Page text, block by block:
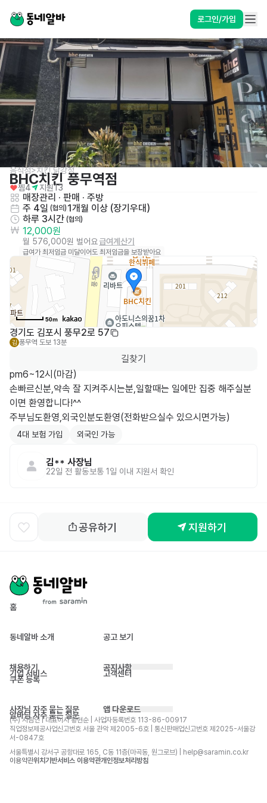
로그인/가입
음식점>치킨,닭강정
BHC치킨 풍무역점
찜4 지원13
매장관리 · 판매 · 주방
주 4일 (협의) 1개월 이상 (장기우대)
하루 3시간 (협의)
12,000원
월 576,000원 벌어요급여계산기
급여가 최저임금 미달이어도 최저임금을 보장받아요
50m
경기도 김포시 풍무2로 57
김 풍무역 도보 13분
길찾기
pm6~12시(마감)
손빠르신분,약속 잘 지켜주시는분,일할때는 일에만 집중 해주실분
이면 환영합니다!^^
4대 보험 가입 외국인 가능
김** 사장님
22일 전 활동보통 1일 이내 지원서 확인
공유하기 지원하기
홈
동네알바 소개 공고 보기
채용하기
기업 서비스
쿠폰 등록
공지사항
고객센터
사장님 자주 묻는 질문
알바님 자주 묻는 질문
앱 다운로드
(주) 사람인 | 대표이사 황현순 | 사업자등록번호 113-86-00917
직업정보제공사업신고번호 서울 관악 제2005-6호 | 통신판매업신고번호 제2025-서울강
서-0847호
서울특별시 강서구 공항대로 165, C동 11층(마곡동, 원그로브) | help@saramin.co.kr
이용약관위치기반서비스 이용약관개인정보처리방침